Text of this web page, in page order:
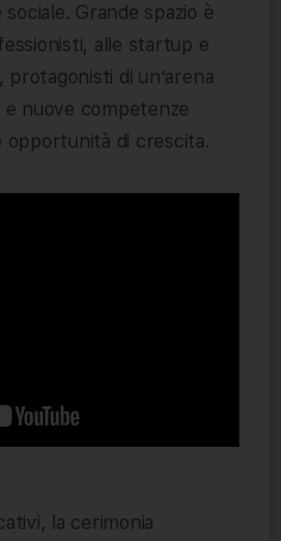
Grande spazio è
alle startup e
di un’arena
nuove competenze
opportunità di crescita.
la cerimonia